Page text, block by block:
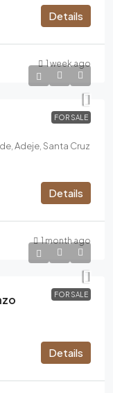
Details
1 week ago
FOR SALE
Adeje, Santa Cruz
Details
1 month ago
FOR SALE
Details